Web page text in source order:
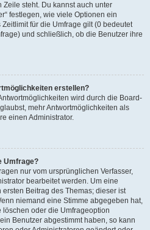
steht. Du kannst auch unter
festlegen, wie viele Optionen ein
für die Umfrage gilt (0 bedeutet
und schließlich, ob die Benutzer ihre
erstellen?
wird durch die Board-
mehr Antwortmöglichkeiten als
einen Administrator.
Umfrage?
nur vom ursprünglichen Verfasser,
bearbeitet werden. Um eine
Beitrag des Themas; dieser ist
niemand eine Stimme abgegeben hat,
oder die Umfrageoption
Benutzer abgestimmt haben, so kann